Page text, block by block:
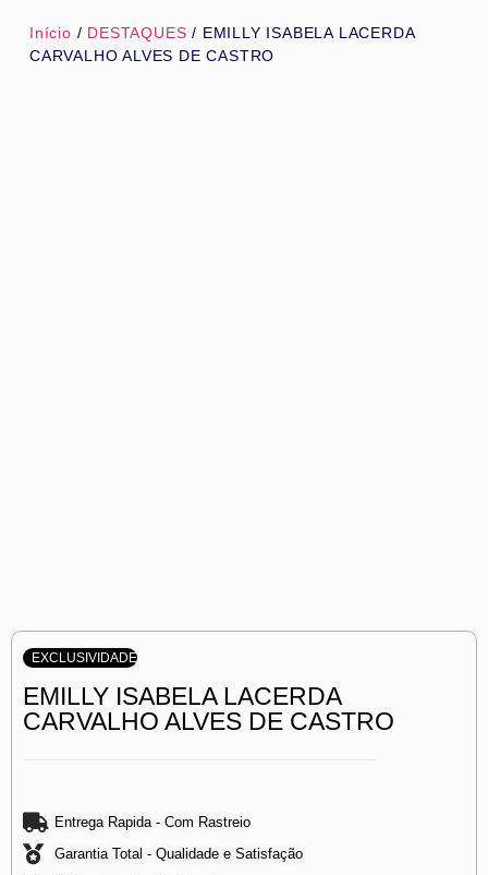
Início / DESTAQUES / EMILLY ISABELA LACERDA
CARVALHO ALVES DE CASTRO
EXCLUSIVIDADE
EMILLY ISABELA LACERDA
CARVALHO ALVES DE CASTRO
Entrega Rapida - Com Rastreio
Garantia Total - Qualidade e Satisfação